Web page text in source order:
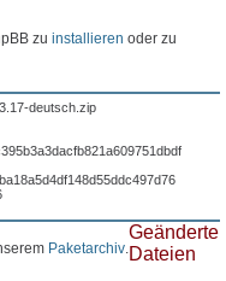
zu installieren oder zu
deutsch.zip
Paketarchiv.
Geänderte
Dateien